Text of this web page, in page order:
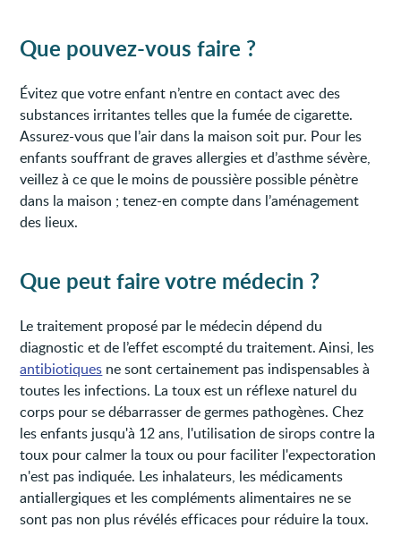
Que pouvez-vous faire ?
Évitez que votre enfant n’entre en contact avec des
substances irritantes telles que la fumée de cigarette.
Assurez-vous que l’air dans la maison soit pur. Pour les
enfants souffrant de graves allergies et d’asthme sévère,
veillez à ce que le moins de poussière possible pénètre
dans la maison ; tenez-en compte dans l’aménagement
des lieux.
Que peut faire votre médecin ?
Le traitement proposé par le médecin dépend du
diagnostic et de l’effet escompté du traitement. Ainsi, les
antibiotiques ne sont certainement pas indispensables à
toutes les infections. La toux est un réflexe naturel du
corps pour se débarrasser de germes pathogènes. Chez
les enfants jusqu'à 12 ans, l'utilisation de sirops contre la
toux pour calmer la toux ou pour faciliter l'expectoration
n'est pas indiquée. Les inhalateurs, les médicaments
antiallergiques et les compléments alimentaires ne se
sont pas non plus révélés efficaces pour réduire la toux.